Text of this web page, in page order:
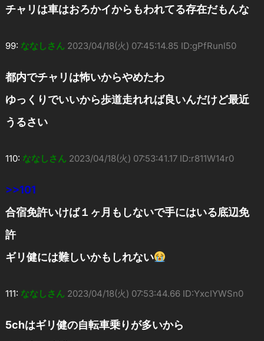
チャリは車はおろかイからもわれてる存在だもんな
99: ななしさん 2023/04/18(火) 07:45:14.85 ID:gPfRunl50
都内でチャリは怖いからやめたわ
ゆっくりでいいから歩道走れれば良いんだけど最近
うるさい
110: ななしさん 2023/04/18(火) 07:53:41.17 ID:r811W14r0
>>101
合宿免許いけば１ヶ月もしないで手にはいる底辺免
許
ギリ健には難しいかもしれない
111: ななしさん 2023/04/18(火) 07:53:44.66 ID:YxcIYWSn0
5chはギリ健の自転車乗りが多いから